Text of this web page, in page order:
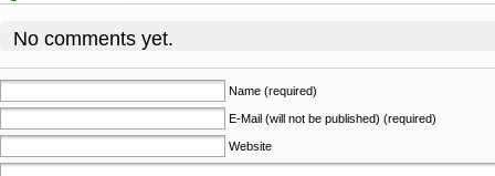
No comments yet.
Name (required)
E-Mail (will not be published) (required)
Website